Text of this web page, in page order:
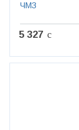
ЧМЗ
5 327 c